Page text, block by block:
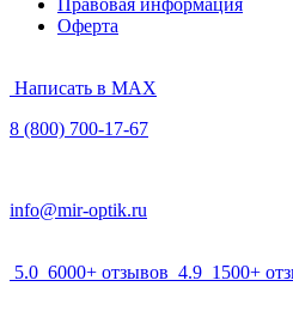
Правовая информация
Оферта
Написать в MAX
8 (800) 700-17-67
info@mir-optik.ru
5.0 6000+ отзывов 4.9 1500+